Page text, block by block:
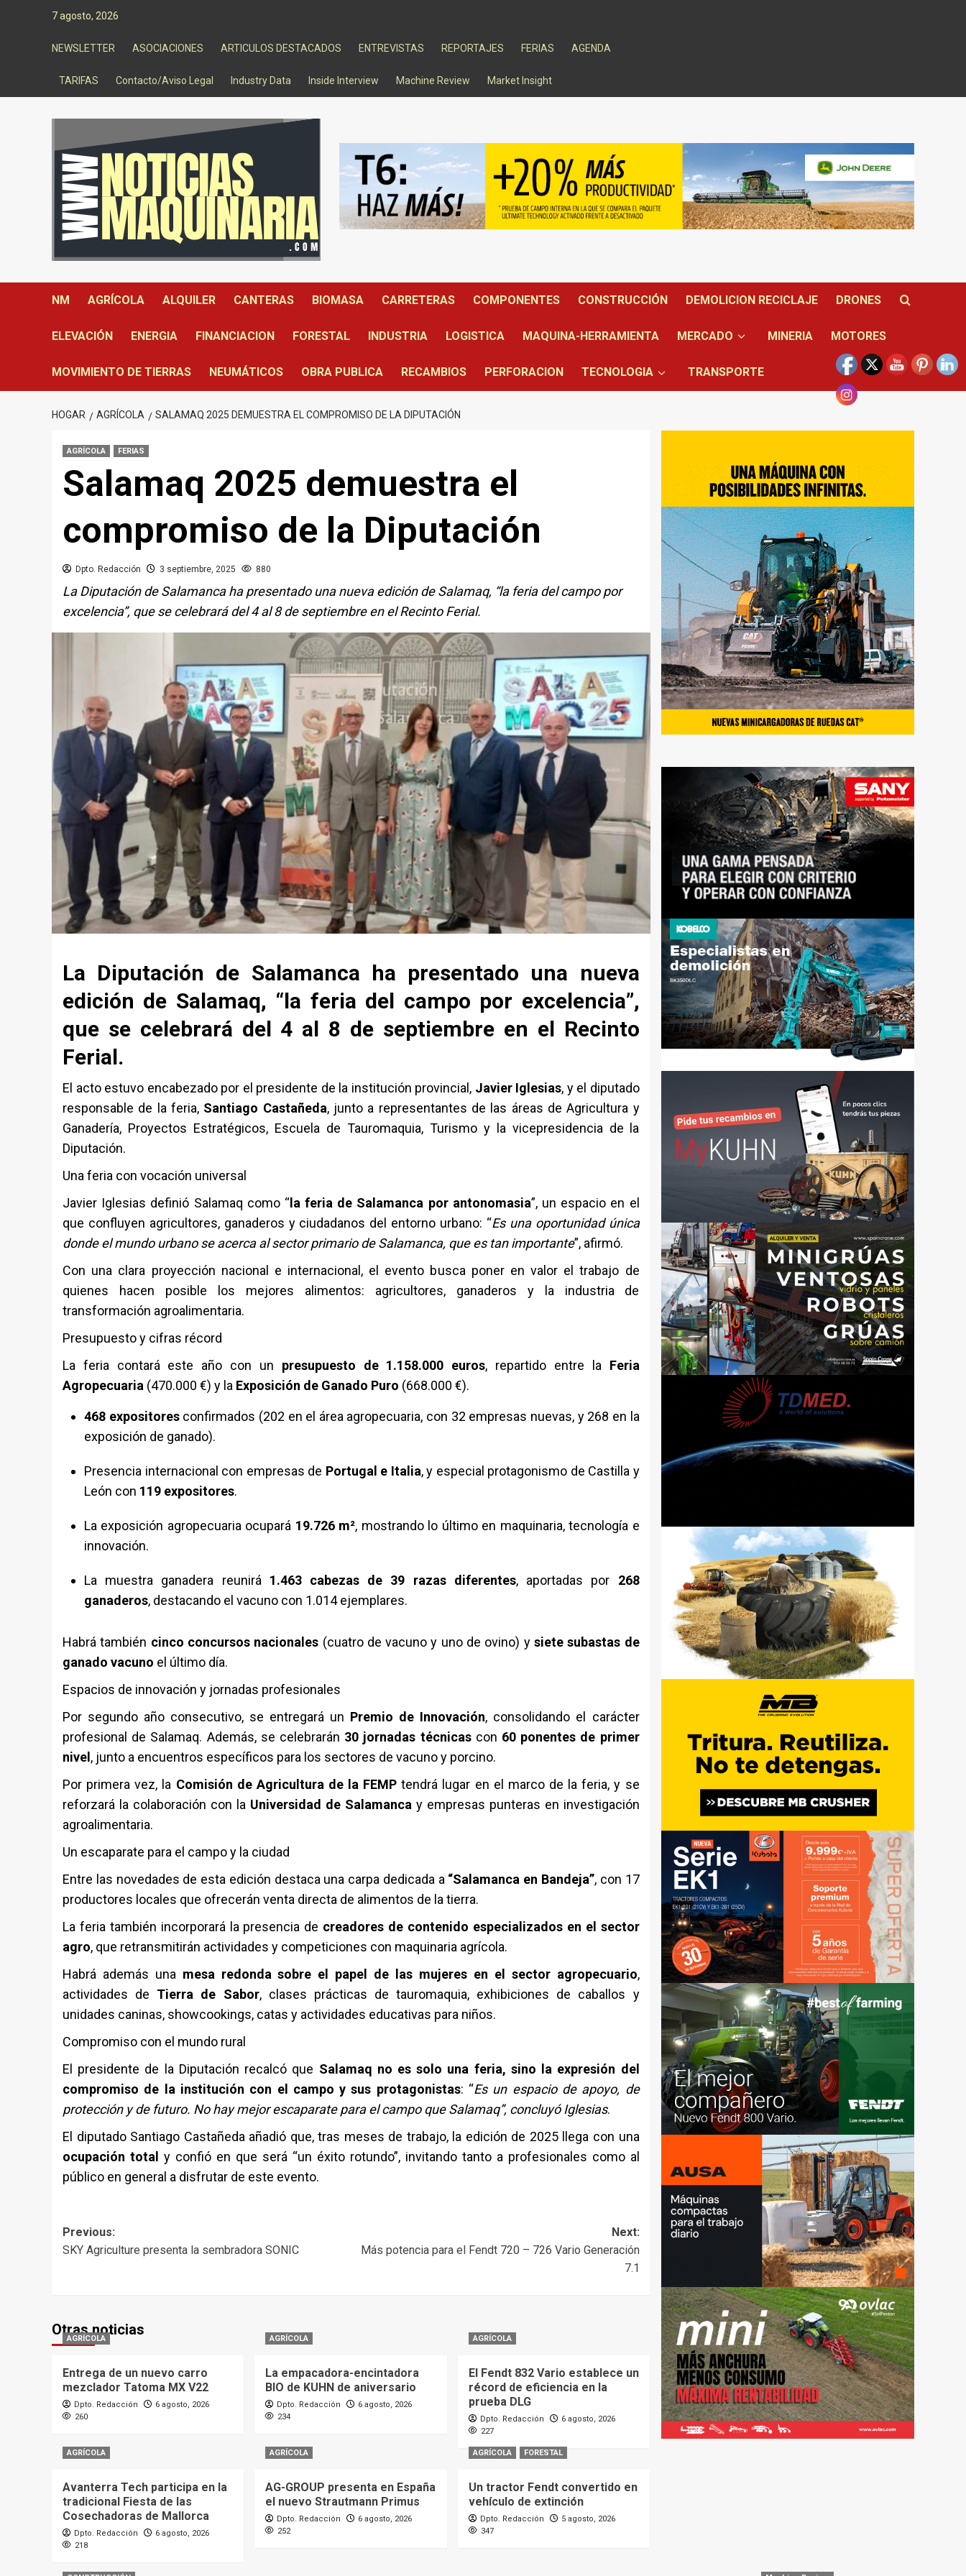
7 agosto, 2026
NEWSLETTER ASOCIACIONES ARTICULOS DESTACADOS ENTREVISTAS REPORTAJES FERIAS AGENDA
TARIFAS Contacto/Aviso Legal Industry Data Inside Interview Machine Review Market Insight
NM AGRÍCOLA ALQUILER CANTERAS BIOMASA CARRETERAS COMPONENTES CONSTRUCCIÓN DEMOLICION RECICLAJE DRONES
ELEVACIÓN ENERGIA FINANCIACION FORESTAL INDUSTRIA LOGISTICA MAQUINA-HERRAMIENTA MERCADO MINERIA MOTORES
MOVIMIENTO DE TIERRAS NEUMÁTICOS OBRA PUBLICA RECAMBIOS PERFORACION TECNOLOGIA TRANSPORTE
HOGAR AGRÍCOLA SALAMAQ 2025 DEMUESTRA EL COMPROMISO DE LA DIPUTACIÓN
AGRÍCOLA FERIAS
Salamaq 2025 demuestra el
compromiso de la Diputación
Dpto. Redacción 3 septiembre, 2025 880
La Diputación de Salamanca ha presentado una nueva edición de Salamaq, “la feria del campo por
excelencia”, que se celebrará del 4 al 8 de septiembre en el Recinto Ferial.
La Diputación de Salamanca ha presentado una nueva
edición de Salamaq, “la feria del campo por excelencia”,
que se celebrará del 4 al 8 de septiembre en el Recinto
Ferial.
El acto estuvo encabezado por el presidente de la institución provincial, Javier Iglesias, y el diputado
responsable de la feria, Santiago Castañeda, junto a representantes de las áreas de Agricultura y
Ganadería, Proyectos Estratégicos, Escuela de Tauromaquia, Turismo y la vicepresidencia de la
Diputación.
Una feria con vocación universal
Javier Iglesias definió Salamaq como “la feria de Salamanca por antonomasia”, un espacio en el
que confluyen agricultores, ganaderos y ciudadanos del entorno urbano: “Es una oportunidad única
donde el mundo urbano se acerca al sector primario de Salamanca, que es tan importante”, afirmó.
Con una clara proyección nacional e internacional, el evento busca poner en valor el trabajo de
quienes hacen posible los mejores alimentos: agricultores, ganaderos y la industria de
transformación agroalimentaria.
Presupuesto y cifras récord
La feria contará este año con un presupuesto de 1.158.000 euros, repartido entre la Feria
Agropecuaria (470.000 €) y la Exposición de Ganado Puro (668.000 €).
468 expositoresconfirmados (202 en el área agropecuaria, con 32 empresas nuevas, y 268 en la
exposición de ganado).
Presencia internacional con empresas de Portugal e Italia, y especial protagonismo de Castilla y
León con 119 expositores.
La exposición agropecuaria ocupará 19.726 m², mostrando lo último en maquinaria, tecnología e
innovación.
La muestra ganadera reunirá 1.463 cabezas de 39 razas diferentes, aportadas por 268
ganaderos, destacando el vacuno con 1.014 ejemplares.
Habrá también cinco concursos nacionales (cuatro de vacuno y uno de ovino) y siete subastas de
ganado vacuno el último día.
Espacios de innovación y jornadas profesionales
Por segundo año consecutivo, se entregará un Premio de Innovación, consolidando el carácter
profesional de Salamaq. Además, se celebrarán 30 jornadas técnicascon 60 ponentes de primer
nivel , junto a encuentros específicos para los sectores de vacuno y porcino.
Por primera vez, la Comisión de Agricultura de la FEMP tendrá lugar en el marco de la feria, y se
reforzará la colaboración con la Universidad de Salamanca y empresas punteras en investigación
agroalimentaria.
Un escaparate para el campo y la ciudad
Entre las novedades de esta edición destaca una carpa dedicada a “Salamanca en Bandeja”, con 17
productores locales que ofrecerán venta directa de alimentos de la tierra.
La feria también incorporará la presencia de creadores de contenido especializados en el sector
agro, que retransmitirán actividades y competiciones con maquinaria agrícola.
Habrá además una mesa redonda sobre el papel de las mujeres en el sector agropecuario,
actividades de Tierra de Sabor, clases prácticas de tauromaquia, exhibiciones de caballos y
unidades caninas, showcookings, catas y actividades educativas para niños.
Compromiso con el mundo rural
El presidente de la Diputación recalcó que Salamaq no es solo una feria, sino la expresión del
compromiso de la institución con el campo y sus protagonistas: “Es un espacio de apoyo, de
protección y de futuro. No hay mejor escaparate para el campo que Salamaq”, concluyó Iglesias.
El diputado Santiago Castañeda añadió que, tras meses de trabajo, la edición de 2025 llega con una
ocupación total
y confió en que será “un éxito rotundo”, invitando tanto a profesionales como al
público en general a disfrutar de este evento.
Post
navigation
Previous:
SKY Agriculture presenta la sembradora SONIC
Next:
Más potencia para el Fendt 720 – 726 Vario Generación
7.1
Otras noticias
AGRÍCOLA
Entrega de un nuevo carro
mezclador Tatoma MX V22
Dpto. Redacción
6 agosto, 2026
260
AGRÍCOLA
La empacadora-encintadora
BIO de KUHN de aniversario
Dpto. Redacción
6 agosto, 2026
234
AGRÍCOLA
El Fendt 832 Vario establece un
récord de eficiencia en la
prueba DLG
Dpto. Redacción
6 agosto, 2026
227
AGRÍCOLA
Avanterra Tech participa en la
tradicional Fiesta de las
Cosechadoras de Mallorca
Dpto. Redacción
6 agosto, 2026
218
AGRÍCOLA
AG-GROUP presenta en España
el nuevo Strautmann Primus
Dpto. Redacción
6 agosto, 2026
252
AGRÍCOLA FORESTAL
Un tractor Fendt convertido en
vehículo de extinción
Dpto. Redacción
5 agosto, 2026
347